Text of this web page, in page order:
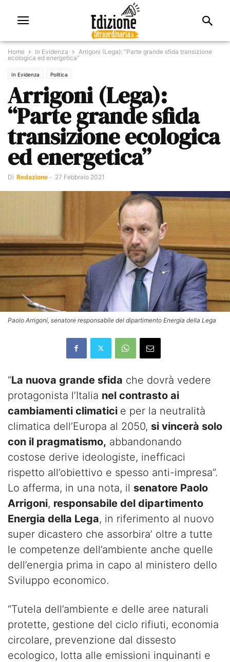
Home In Evidenza
Arrigoni (Lega): “Parte grande sfida transizione
ecologica ed energetica”
In Evidenza Politica
Arrigoni (Lega):
“Parte grande sfida
transizione ecologica
ed energetica”
Di Redazione - 27 Febbraio 2021
Paolo Arrigoni, senatore responsabile del dipartimento Energia della Lega
“La nuova grande sfida che dovrà vedere
protagonista l’Italia nel contrasto ai
cambiamenti climatici e per la neutralità
climatica dell’Europa al 2050, si vincerà solo
con il pragmatismo, abbandonando
costose derive ideologiste, inefficaci
rispetto all’obiettivo e spesso anti-impresa”.
Lo afferma, in una nota, il senatore Paolo
Arrigoni, responsabile del dipartimento
Energia della Lega, in riferimento al nuovo
super dicastero che assorbira’ oltre a tutte
le competenze dell’ambiente anche quelle
dell’energia prima in capo al ministero dello
Sviluppo economico.
“Tutela dell’ambiente e delle aree naturali
protette, gestione del ciclo rifiuti, economia
circolare, prevenzione dal dissesto
ecologico, lotta alle emissioni inquinanti e